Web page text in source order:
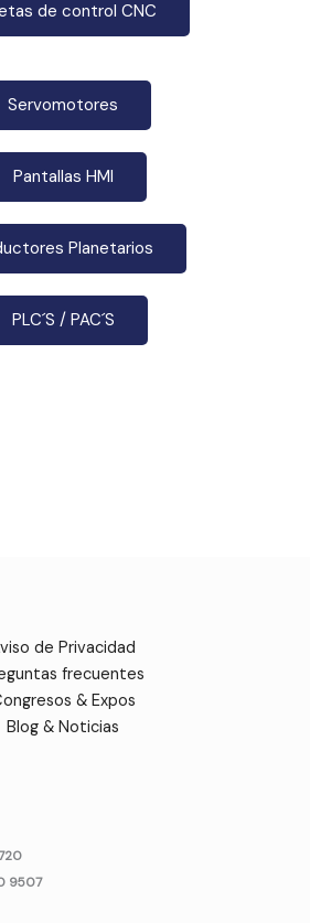
de control CNC
Servomotores
Pantallas HMI
Planetarios
PLC´S / PAC´S
de Privacidad
frecuentes
& Expos
Blog & Noticias
9507